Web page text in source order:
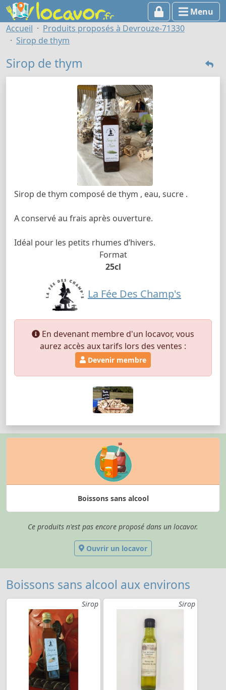
Menu
Accueil
Produits proposés à Devrouze-71330
Sirop de thym
Sirop de thym
Sirop de thym composé de thym , eau, sucre .
A conservé au frais après ouverture.
Idéal pour les petits rhumes d’hivers.
Format
25cl
La Fée Des Champ's
En devenant membre d'un locavor, vous
aurez accès aux tarifs lors des ventes :
Devenir membre
Boissons sans alcool
Ce produits n'est pas encore proposé dans un locavor.
Ouvrir un locavor
Boissons sans alcool aux environs
Sirop Sirop